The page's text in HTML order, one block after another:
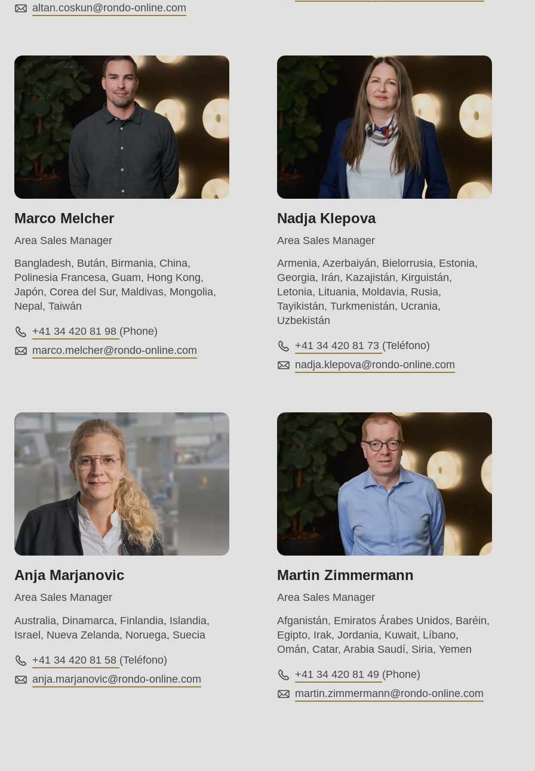
).
altan.coskun@rondo-online.com
Marco Melcher
Area Sales Manager
Bangladesh, Bután, Birmania, China,
Polinesia Francesa, Guam, Hong Kong,
Japón, Corea del Sur, Maldivas, Mongolia,
Nepal, Taiwán
+41 34 420 81 98 (Phone)
marco.melcher@rondo-online.com
Nadja Klepova
Area Sales Manager
Armenia, Azerbaiyán, Bielorrusia, Estonia,
Georgia, Irán, Kazajistán, Kirguistán,
Letonia, Lituania, Moldavia, Rusia,
Tayikistán, Turkmenistán, Ucrania,
Uzbekistán
+41 34 420 81 73 (Teléfono)
nadja.klepova@rondo-online.com
Anja Marjanovic
Area Sales Manager
Australia, Dinamarca, Finlandia, Islandia,
Israel, Nueva Zelanda, Noruega, Suecia
+41 34 420 81 58 (Teléfono)
anja.marjanovic@rondo-online.com
Martin Zimmermann
Area Sales Manager
Afganistán, Emiratos Árabes Unidos, Baréin,
Egipto, Irak, Jordania, Kuwait, Líbano,
Omán, Catar, Arabia Saudí, Siria, Yemen
+41 34 420 81 49 (Phone)
martin.zimmermann@rondo-online.com